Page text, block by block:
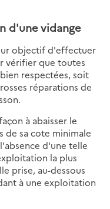
d'une vidange
objectif d'effectuer
vérifier que toutes
respectées, soit
réparations de
à abaisser le
de sa cote minimale
d'une telle
la plus
prise, au-dessous
à une exploitation